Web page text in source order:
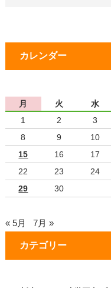
カレンダー
月 火 水
1
2 3
8
9 10
15
16 17
22
23 24
29
30
« 5月 7月 »
カテゴリー